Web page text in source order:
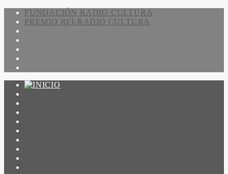
FUNDACIÓN RADIO CULTURA
PREMIO RFI-RADIO CULTURA